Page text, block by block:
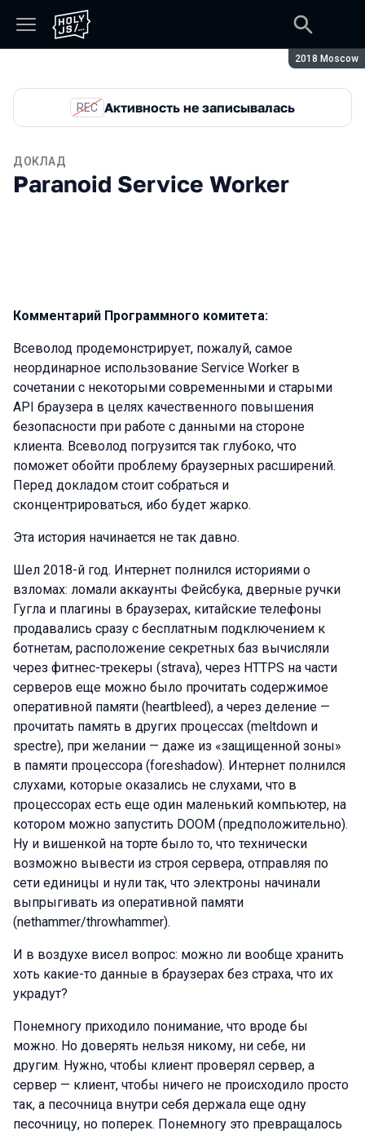
Сезон:
2018 Moscow
REC Активность не записывалась
ДОКЛАД
Paranoid Service Worker
Комментарий Программного комитета:
Всеволод продемонстрирует, пожалуй, самое
неординарное использование Service Worker в
сочетании с некоторыми современными и старыми
API браузера в целях качественного повышения
безопасности при работе с данными на стороне
клиента. Всеволод погрузится так глубоко, что
поможет обойти проблему браузерных расширений.
Перед докладом стоит собраться и
сконцентрироваться, ибо будет жарко.
Эта история начинается не так давно.
Шел 2018-й год. Интернет полнился историями о
взломах: ломали аккаунты Фейсбука, дверные ручки
Гугла и плагины в браузерах, китайские телефоны
продавались сразу с бесплатным подключением к
ботнетам, расположение секретных баз вычисляли
через фитнес-трекеры (strava), через HTTPS на части
серверов еще можно было прочитать содержимое
оперативной памяти (heartbleed), а через деление —
прочитать память в других процессах (meltdown и
spectre), при желании — даже из «защищенной зоны»
в памяти процессора (foreshadow). Интернет полнился
слухами, которые оказались не слухами, что в
процессорах есть еще один маленький компьютер, на
котором можно запустить DOOM (предположительно).
Ну и вишенкой на торте было то, что технически
возможно вывести из строя сервера, отправляя по
сети единицы и нули так, что электроны начинали
выпрыгивать из оперативной памяти
(nethammer/throwhammer).
И в воздухе висел вопрос: можно ли вообще хранить
хоть какие-то данные в браузерах без страха, что их
украдут?
Понемногу приходило понимание, что вроде бы
можно. Но доверять нельзя никому, ни себе, ни
другим. Нужно, чтобы клиент проверял сервер, а
сервер — клиент, чтобы ничего не происходило просто
так, а песочница внутри себя держала еще одну
песочницу, но поперек. Понемногу это превращалось